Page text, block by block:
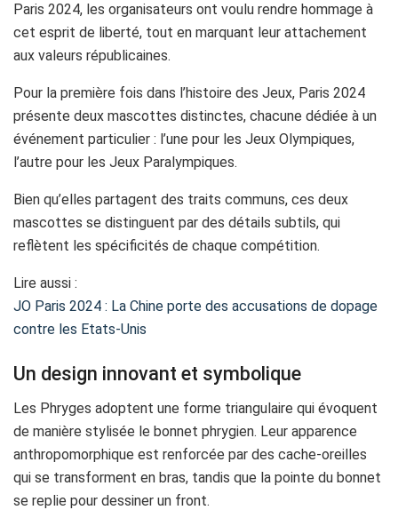
Paris 2024, les organisateurs ont voulu rendre hommage à
cet esprit de liberté, tout en marquant leur attachement
aux valeurs républicaines.
Pour la première fois dans l’histoire des Jeux, Paris 2024
présente deux mascottes distinctes, chacune dédiée à un
événement particulier : l’une pour les Jeux Olympiques,
l’autre pour les Jeux Paralympiques.
Bien qu’elles partagent des traits communs, ces deux
mascottes se distinguent par des détails subtils, qui
reflètent les spécificités de chaque compétition.
Lire aussi :
JO Paris 2024 : La Chine porte des accusations de dopage
contre les Etats-Unis
Un design innovant et symbolique
Les Phryges adoptent une forme triangulaire qui évoquent
de manière stylisée le bonnet phrygien. Leur apparence
anthropomorphique est renforcée par des cache-oreilles
qui se transforment en bras, tandis que la pointe du bonnet
se replie pour dessiner un front.